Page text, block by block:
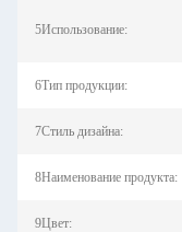
5Использование:
6Тип продукции:
7Стиль дизайна:
8Наименование продукта:
9Цвет: